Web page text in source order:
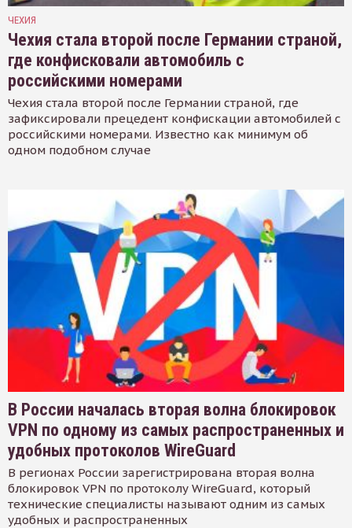
ЧЕХИЯ
Чехия стала второй после Германии страной,
где конфисковали автомобиль с
российскими номерами
Чехия стала второй после Германии страной, где
зафиксировали прецедент конфискации автомобилей с
российскими номерами. Известно как минимум об
одном подобном случае
В России началась вторая волна блокировок
VPN по одному из самых распространенных и
удобных протоколов WireGuard
В регионах России зарегистрирована вторая волна
блокировок VPN по протоколу WireGuard, который
технические специалисты называют одним из самых
удобных и распространенных